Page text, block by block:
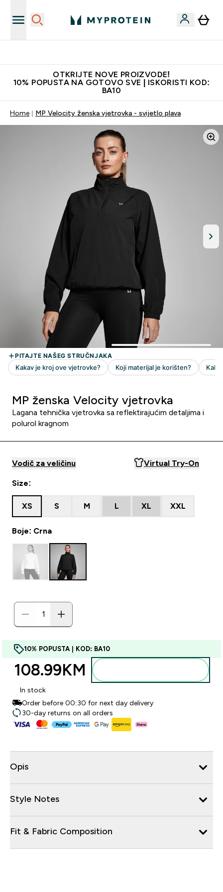
OTKRIJTE NOVE PROIZVODE!
10% POPUSTA NA GOTOVO SVE | ISKORISTI KOD:
BA10
Home MP Velocity ženska vjetrovka - svijetlo plava
MP ženska Velocity vjetrovka
Lagana tehnička vjetrovka sa reflektirajućim detaljima i
polurol kragnom
Vodič za veličinu Virtual Try-On
Size:
XS S M L XL XXL
Boje: Crna
10% POPUSTA | KOD: BA10
108.99KM‎
In stock
Order before 00:30 for next day delivery
30-day returns on all orders
Opis
Style Notes
Fit & Fabric Composition